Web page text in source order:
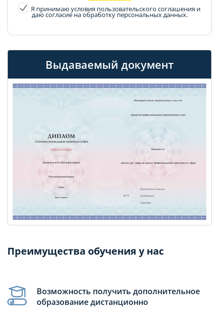
Я принимаю условия пользовательского соглашения и
даю согласие на обработку персональных данных.
Выдаваемый документ
Преимущества обучения у нас
Возможность получить дополнительное
образование дистанционно